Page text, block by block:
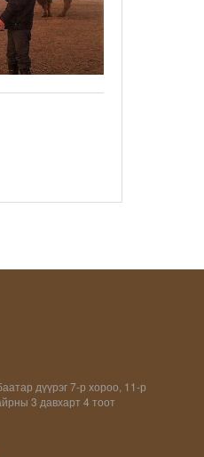
дүүрэг 7-р хороо, 11-р
3 давхарт 4 тоот